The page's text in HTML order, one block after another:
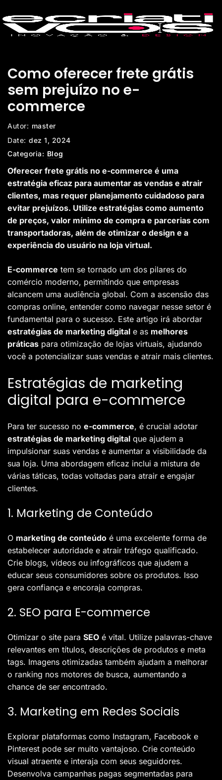
Como oferecer frete grátis
sem prejuízo no e-
commerce
Autor: master
Date: dez 1, 2024
Categoria: Blog
Oferecer frete grátis no e-commerce é uma
estratégia eficaz para aumentar as vendas e atrair
clientes, mas requer planejamento cuidadoso para
evitar prejuízos. Utilize estratégias como aumento
de preços, valor mínimo de compra e parcerias com
transportadoras, além de otimizar o design e a
experiência do usuário na loja virtual.
E-commerce tem se tornado um dos pilares do
comércio moderno, permitindo que empresas
alcancem uma audiência global. Com a ascensão das
compras online, entender como navegar nesse setor é
fundamental para o sucesso. Este artigo irá abordar
estratégias de marketing digital e as melhores
práticas para otimização de lojas virtuais, ajudando
você a potencializar suas vendas e atrair mais clientes.
Estratégias de marketing
digital para e-commerce
Para ter sucesso no e-commerce, é crucial adotar
estratégias de marketing digital que ajudem a
impulsionar suas vendas e aumentar a visibilidade da
sua loja. Uma abordagem eficaz inclui a mistura de
várias táticas, todas voltadas para atrair e engajar
clientes.
1. Marketing de Conteúdo
O marketing de conteúdo é uma excelente forma de
estabelecer autoridade e atrair tráfego qualificado.
Crie blogs, vídeos ou infográficos que ajudem a
educar seus consumidores sobre os produtos. Isso
gera confiança e encoraja compras.
2. SEO para E-commerce
Otimizar o site para SEO é vital. Utilize palavras-chave
relevantes em títulos, descrições de produtos e meta
tags. Imagens otimizadas também ajudam a melhorar
o ranking nos motores de busca, aumentando a
chance de ser encontrado.
3. Marketing em Redes Sociais
Explorar plataformas como Instagram, Facebook e
Pinterest pode ser muito vantajoso. Crie conteúdo
visual atraente e interaja com seus seguidores.
Desenvolva campanhas pagas segmentadas para